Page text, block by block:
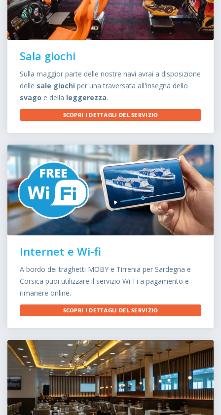
Sala giochi
Sulla maggior parte delle nostre navi avrai a disposizione
delle sale giochi per una traversata all'insegna dello
svago e della leggerezza.
SCOPRI I DETTAGLI DEL SERVIZIO
Internet e Wi-fi
A bordo dei traghetti MOBY e Tirrenia per Sardegna e
Corsica puoi utilizzare il servizio Wi-Fi a pagamento e
rimanere online.
SCOPRI I DETTAGLI DEL SERVIZIO